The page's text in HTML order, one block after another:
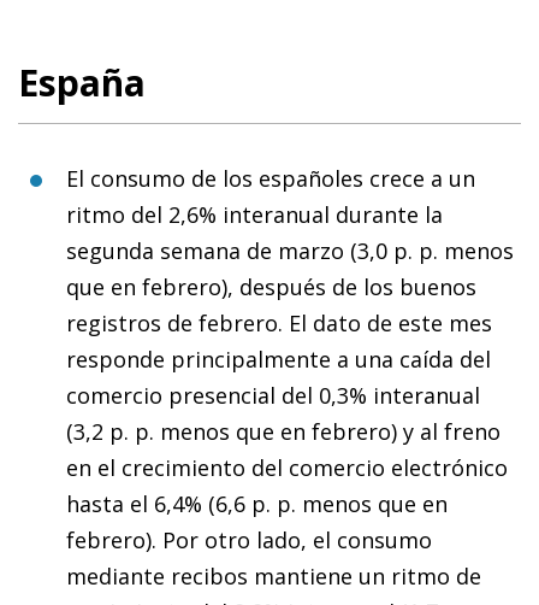
España
El consumo de los españoles crece a un
ritmo del 2,6% interanual durante la
segunda semana de marzo (3,0 p. p. menos
que en febrero), después de los buenos
registros de febrero. El dato de este mes
responde principalmente a una caída del
comercio presencial del 0,3% interanual
(3,2 p. p. menos que en febrero) y al freno
en el crecimiento del comercio electrónico
hasta el 6,4% (6,6 p. p. menos que en
febrero). Por otro lado, el consumo
mediante recibos mantiene un ritmo de